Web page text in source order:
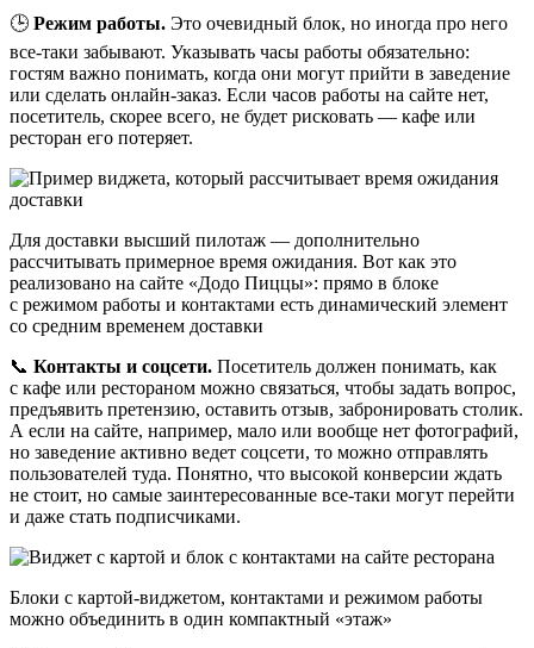
🕒 Режим работы. Это очевидный блок, но иногда про него
все‑таки забывают. Указывать часы работы обязательно:
гостям важно понимать, когда они могут прийти в заведение
или сделать онлайн‑заказ. Если часов работы на сайте нет,
посетитель, скорее всего, не будет рисковать — кафе или
ресторан его потеряет.
Для доставки высший пилотаж — дополнительно
рассчитывать примерное время ожидания. Вот как это
реализовано на сайте «Додо Пиццы»: прямо в блоке
с режимом работы и контактами есть динамический элемент
со средним временем доставки
📞 Контакты и соцсети. Посетитель должен понимать, как
с кафе или рестораном можно связаться, чтобы задать вопрос,
предъявить претензию, оставить отзыв, забронировать столик.
А если на сайте, например, мало или вообще нет фотографий,
но заведение активно ведет соцсети, то можно отправлять
пользователей туда. Понятно, что высокой конверсии ждать
не стоит, но самые заинтересованные все‑таки могут перейти
и даже стать подписчиками.
Блоки с картой‑виджетом, контактами и режимом работы
можно объединить в один компактный «этаж»